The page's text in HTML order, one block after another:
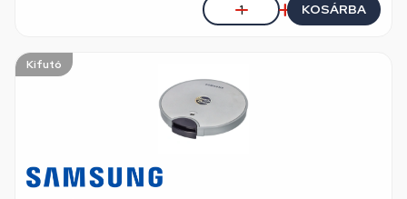
KOSÁRBA
Kifutó